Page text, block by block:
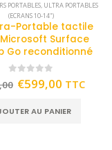
PORTABLES, ULTRA PORTABLES
(ECRANS 10-14")
Portable tactile
Microsoft Surface
Go reconditionné
out of 5
€599,00 TTC
AU PANIER